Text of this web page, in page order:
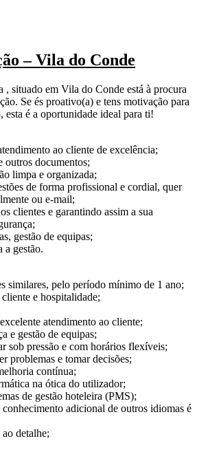
– Vila do Conde
, situado em Vila do Conde está à procura
Se és proativo(a) e tens motivação para
esta é a oportunidade ideal para ti!
ao cliente de excelência;
outros documentos;
limpa e organizada;
de forma profissional e cordial, quer
ou e-mail;
clientes e garantindo assim a sua
gestão de equipas;
a gestão.
similares, pelo período mínimo de 1 ano;
e hospitalidade;
atendimento ao cliente;
e gestão de equipas;
sob pressão e com horários flexíveis;
problemas e tomar decisões;
contínua;
na ótica do utilizador;
de gestão hoteleira (PMS);
adicional de outros idiomas é
detalhe;